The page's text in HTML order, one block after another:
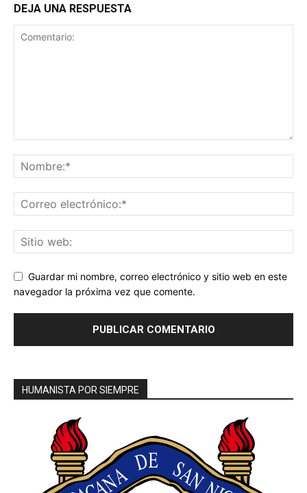
DEJA UNA RESPUESTA
Guardar mi nombre, correo electrónico y sitio web en este
navegador la próxima vez que comente.
HUMANISTA POR SIEMPRE